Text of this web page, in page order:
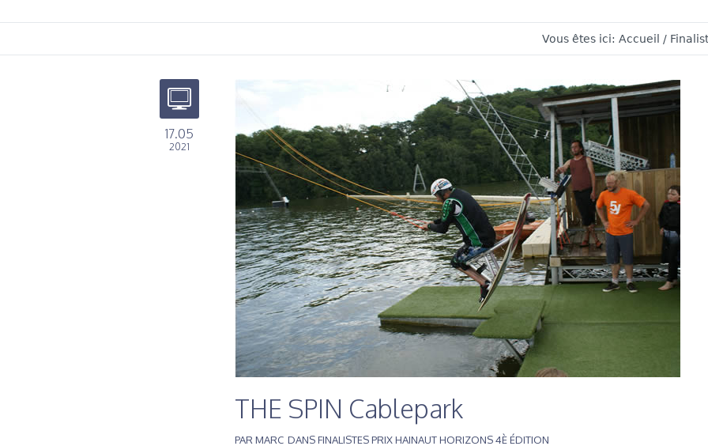
Vous êtes ici: Accueil /
17.05
2021
THE SPIN Cablepark
PAR MARC DANSFINALISTES PRIX HAINAUT HORIZONS 4È ÉDITION